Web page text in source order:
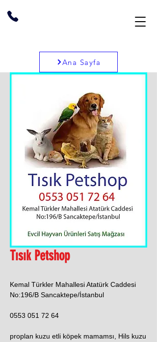
Ana Sayfa
Tısık Petshop
Kemal Türkler Mahallesi Atatürk Caddesi
No:196/B Sancaktepe/İstanbul
0553 051 72 64
proplan kuzu etli köpek mamamsı, Hils kuzu